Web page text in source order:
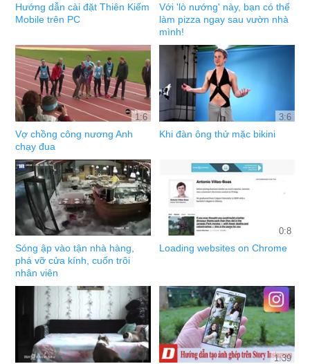
Hướng dẫn cài đặt Thiên Kiếm
Mobile trên PC
Với 'lò nướng' này, bạn có thể
làm pizza ngay sau vườn nhà
mình!
1:6
Vợ chồng công nương Anh
chạy đua
3:6
Khi đàn ông thử mặc bikini
Sóng ập vào tận nhà hàng,
phá vỡ cửa kính, cuốn trôi
nhân viên
0:8
Loading websites on Chrome
1:39